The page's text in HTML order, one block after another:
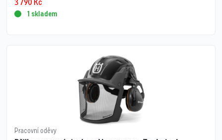
1 skladem
Pracovní oděvy